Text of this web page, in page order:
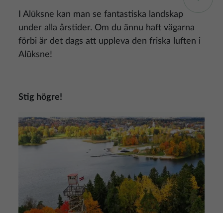
I Alūksne kan man se fantastiska landskap
under alla årstider. Om du ännu haft vägarna
förbi är det dags att uppleva den friska luften i
Alūksne!
Stig högre!
Bild